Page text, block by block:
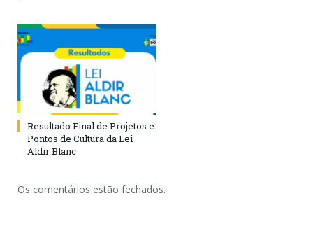
Resultado Final de Projetos e
Pontos de Cultura da Lei
Aldir Blanc
Os comentários estão fechados.